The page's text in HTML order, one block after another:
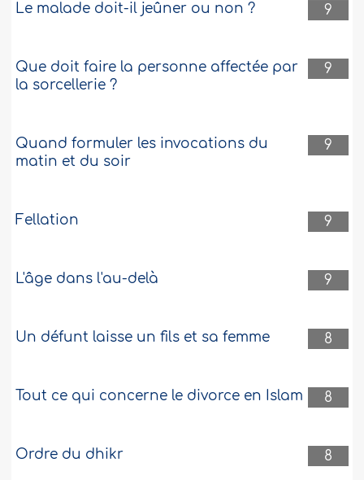
9
Le malade doit-il jeûner ou non ?
9
Que doit faire la personne affectée par
la sorcellerie ?
9
Quand formuler les invocations du
matin et du soir
9
Fellation
9
L'âge dans l'au-delà
8
Un défunt laisse un fils et sa femme
8
Tout ce qui concerne le divorce en Islam
8
Ordre du dhikr